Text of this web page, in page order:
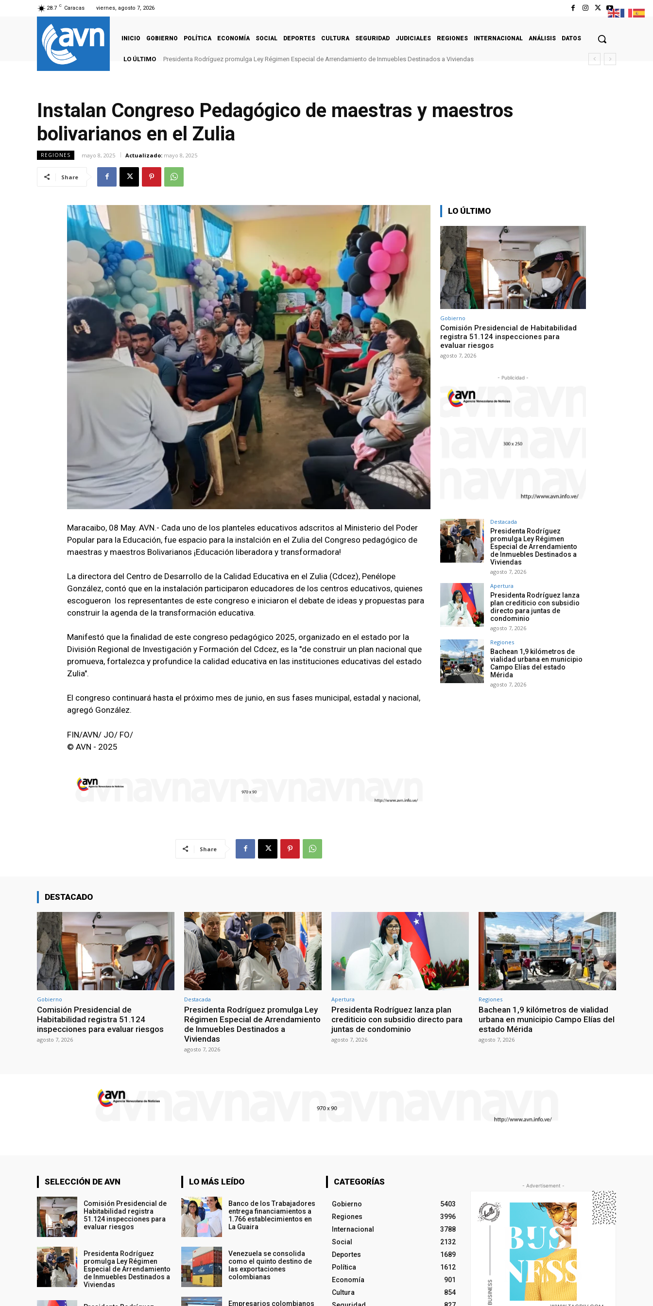
28.7 C Caracas viernes, agosto 7, 2026
INICIO GOBIERNO POLÍTICA ECONOMÍA SOCIAL DEPORTES CULTURA SEGURIDAD JUDICIALES REGIONES INTERNACIONAL ANÁLISIS DATOS
LO ÚLTIMO Presidenta Rodríguez promulga Ley Régimen Especial de Arrendamiento de Inmuebles Destinados a Viviendas
Instalan Congreso Pedagógico de maestras y maestros
bolivarianos en el Zulia
REGIONES mayo 8, 2025 Actualizado: mayo 8, 2025
Share
Maracaibo, 08 May. AVN.- Cada uno de los planteles educativos adscritos al Ministerio del Poder
Popular para la Educación, fue espacio para la instalción en el Zulia del Congreso pedagógico de
maestras y maestros Bolivarianos ¡Educación liberadora y transformadora!
La directora del Centro de Desarrollo de la Calidad Educativa en el Zulia (Cdcez), Penélope
González, contó que en la instalación participaron educadores de los centros educativos, quienes
escogueron los representantes de este congreso e iniciaron el debate de ideas y propuestas para
construir la agenda de la transformación educativa.
Manifestó que la finalidad de este congreso pedagógico 2025, organizado en el estado por la
División Regional de Investigación y Formación del Cdcez, es la "de construir un plan nacional que
promueva, fortalezca y profundice la calidad educativa en las instituciones educativas del estado
Zulia".
El congreso continuará hasta el próximo mes de junio, en sus fases municipal, estadal y nacional,
agregó González.
FIN/AVN/ JO/ FO/
© AVN - 2025
Share
LO ÚLTIMO
Gobierno
Comisión Presidencial de Habitabilidad
registra 51.124 inspecciones para
evaluar riesgos
agosto 7, 2026
- Publicidad -
Destacada
Presidenta Rodríguez
promulga Ley Régimen
Especial de Arrendamiento
de Inmuebles Destinados a
Viviendas
agosto 7, 2026
Apertura
Presidenta Rodríguez lanza
plan crediticio con subsidio
directo para juntas de
condominio
agosto 7, 2026
Regiones
Bachean 1,9 kilómetros de
vialidad urbana en municipio
Campo Elías del estado
Mérida
agosto 7, 2026
DESTACADO
Gobierno
Comisión Presidencial de
Habitabilidad registra 51.124
inspecciones para evaluar riesgos
agosto 7, 2026
Destacada
Presidenta Rodríguez promulga Ley
Régimen Especial de Arrendamiento
de Inmuebles Destinados a
Viviendas
agosto 7, 2026
Apertura
Presidenta Rodríguez lanza plan
crediticio con subsidio directo para
juntas de condominio
agosto 7, 2026
Regiones
Bachean 1,9 kilómetros de vialidad
urbana en municipio Campo Elías del
estado Mérida
agosto 7, 2026
SELECCIÓN DE AVN
Comisión Presidencial de
Habitabilidad registra
51.124 inspecciones para
evaluar riesgos
Presidenta Rodríguez
promulga Ley Régimen
Especial de Arrendamiento
de Inmuebles Destinados a
Viviendas
LO MÁS LEÍDO
Banco de los Trabajadores
entrega financiamientos a
1.766 establecimientos en
La Guaira
Venezuela se consolida
como el quinto destino de
las exportaciones
colombianas
Empresarios colombianos
CATEGORÍAS
Gobierno
5403
Regiones
3996
Internacional
3788
Social
2132
Deportes
1689
Política
1612
Economía
901
Cultura
854
- Advertisement -